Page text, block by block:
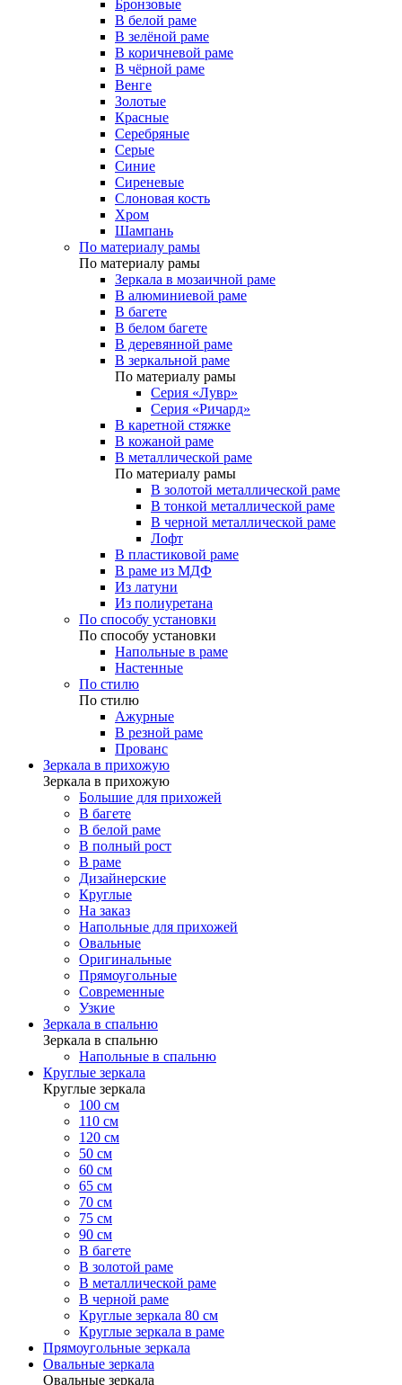
Бронзовые
В белой раме
В зелёной раме
В коричневой раме
В чёрной раме
Венге
Золотые
Красные
Серебряные
Серые
Синие
Сиреневые
Слоновая кость
Хром
Шампань
По материалу рамы
По материалу рамы
Зеркала в мозаичной раме
В алюминиевой раме
В багете
В белом багете
В деревянной раме
В зеркальной раме
По материалу рамы
Серия «Лувр»
Серия «Ричард»
В каретной стяжке
В кожаной раме
В металлической раме
По материалу рамы
В золотой металлической раме
В тонкой металлической раме
В черной металлической раме
Лофт
В пластиковой раме
В раме из МДФ
Из латуни
Из полиуретана
По способу установки
По способу установки
Напольные в раме
Настенные
По стилю
По стилю
Ажурные
В резной раме
Прованс
Зеркала в прихожую
Зеркала в прихожую
Большие для прихожей
В багете
В белой раме
В полный рост
В раме
Дизайнерские
Круглые
На заказ
Напольные для прихожей
Овальные
Оригинальные
Прямоугольные
Современные
Узкие
Зеркала в спальню
Зеркала в спальню
Напольные в спальню
Круглые зеркала
Круглые зеркала
100 см
110 см
120 см
50 см
60 см
65 см
70 см
75 см
90 см
В багете
В золотой раме
В металлической раме
В черной раме
Круглые зеркала 80 см
Круглые зеркала в раме
Прямоугольные зеркала
Овальные зеркала
Овальные зеркала